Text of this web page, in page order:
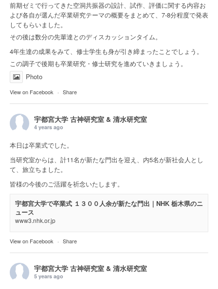
前期ゼミで行ってきた空洞共振器の設計、試作、評価に関する内容お
よび各自が選んだ卒業研究テーマの概要をまとめて、7-8分程度で発表
してもらいました。
その後は数分の先輩達とのディスカッションタイム。
4年生達の成果をみて、修士学生も身が引き締まったことでしょう。
この調子で後期も卒業研究・修士研究を進めていきましょう。
Photo
View on Facebook · Share
宇都宮大学 古神研究室 & 清水研究室
4 years ago
本日は卒業式でした。
当研究室からは、計11名が新たな門出を迎え、内5名が新社会人とし
て、旅立ちました。
皆様の今後のご活躍を祈念いたします。
宇都宮大学で卒業式 １３００人余が新たな門出｜NHK 栃木県のニ
ュース
www3.nhk.or.jp
View on Facebook · Share
宇都宮大学 古神研究室 & 清水研究室
5 years ago